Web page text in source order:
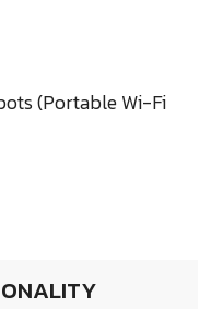
(Portable Wi-Fi